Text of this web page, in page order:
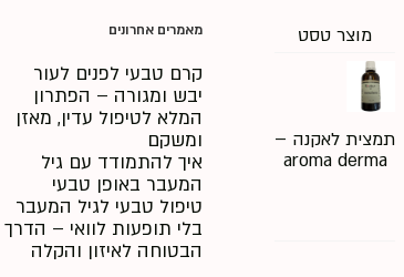
מוצר טסט
תמצית לאקנה –
aroma derma
מאמרים אחרונים
קרם טבעי לפנים לעור
יבש ומגורה – הפתרון
המלא לטיפול עדין, מאזן
ומשקם
איך להתמודד עם גיל
המעבר באופן טבעי
טיפול טבעי לגיל המעבר
בלי תופעות לוואי – הדרך
הבטוחה לאיזון והקלה